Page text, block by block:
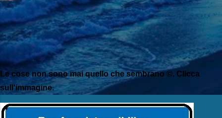
Le cose non sono mai quello che sembrano ©. Clicca
sull'immagine.